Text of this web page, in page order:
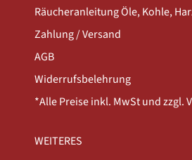
Räucheranleitung Öle, Kohle,
Zahlung / Versand
AGB
Widerrufsbelehrung
*Alle Preise inkl. MwSt und zzgl.
WEITERES